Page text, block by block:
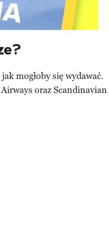
mogłoby się wydawać.
oraz Scandinavian